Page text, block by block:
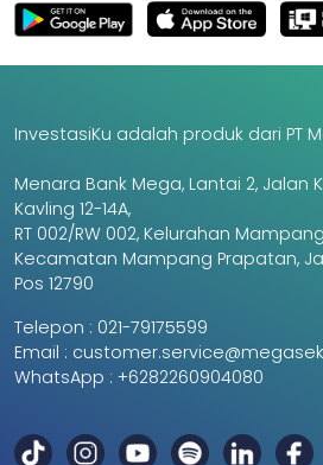
InvestasiKu adalah produk dari PT
Menara Bank Mega, Lantai 2, Jalan
Kavling 12-14A,
RT 002/RW 002, Kelurahan
Kecamatan Mampang Prapatan,
Pos 12790
Telepon : 021-79175599
Email :
WhatsApp : +6282260904080